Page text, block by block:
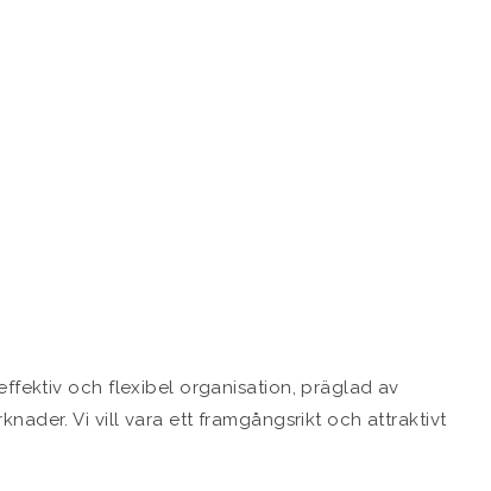
och flexibel organisation, präglad av
Vi vill vara ett framgångsrikt och attraktivt